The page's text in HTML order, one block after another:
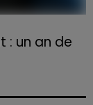
: un an de